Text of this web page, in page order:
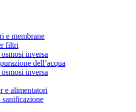
e membrane
filtri
inversa
dell’acqua
inversa
e alimentatori
sanificazione